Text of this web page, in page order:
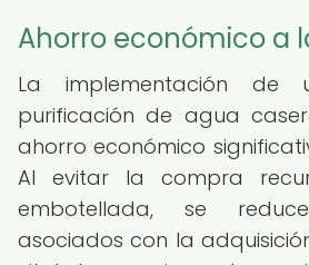
Ahorro económico a
La implementación de
purificación de agua
ahorro económico
Al evitar la compra
embotellada, se
asociados con la